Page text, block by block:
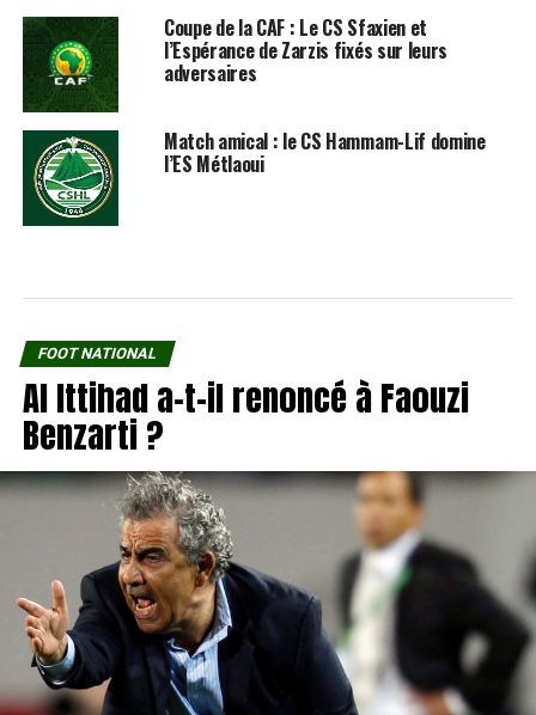
Coupe de la CAF : Le CS Sfaxien et
l’Espérance de Zarzis fixés sur leurs
adversaires
Match amical : le CS Hammam-Lif domine
l’ES Métlaoui
FOOT NATIONAL
Al Ittihad a-t-il renoncé à Faouzi
Benzarti ?